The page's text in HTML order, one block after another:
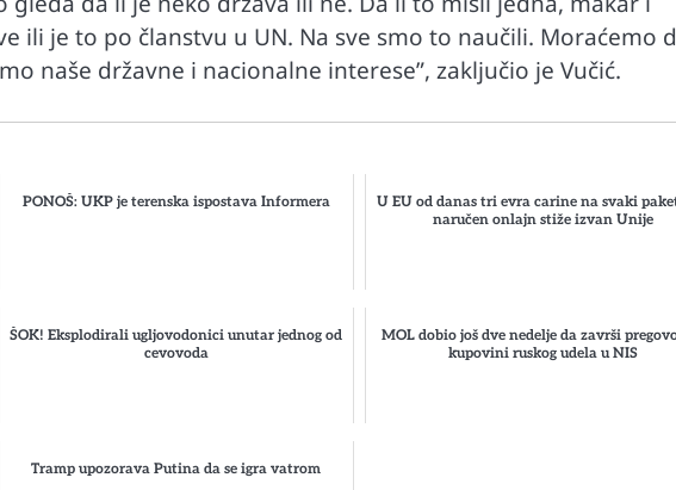
ili je to po članstvu u UN. Na sve smo to naučili. Moraćemo
naše državne i nacionalne interese”, zaključio je Vučić.
PONOŠ: UKP je terenska ispostava Informera
U EU od danas tri evra carine na svaki
naručen onlajn stiže izvan Unije
ŠOK! Eksplodirali ugljovodonici unutar jednog od
cevovoda
MOL dobio još dve nedelje da završi
kupovini ruskog udela u NIS
Tramp upozorava Putina da se igra vatrom